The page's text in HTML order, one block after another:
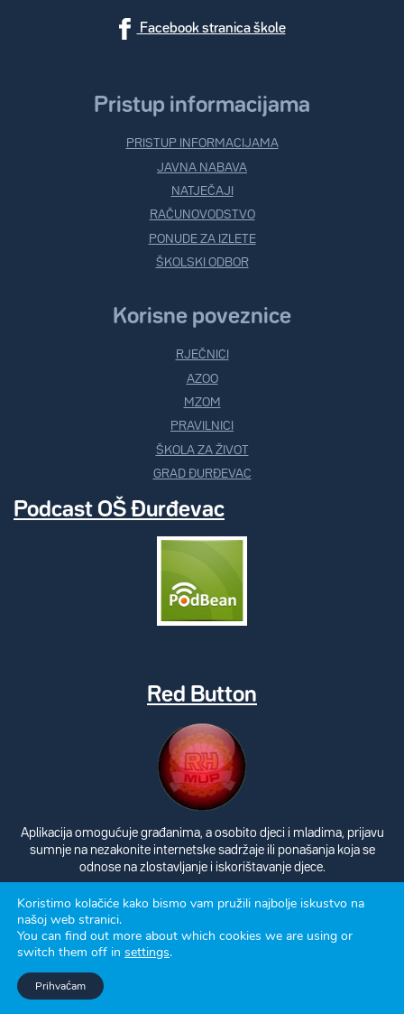
Facebook stranica škole
Pristup informacijama
PRISTUP INFORMACIJAMA
JAVNA NABAVA
NATJEČAJI
RAČUNOVODSTVO
PONUDE ZA IZLETE
ŠKOLSKI ODBOR
Korisne poveznice
RJEČNICI
AZOO
MZOM
PRAVILNICI
ŠKOLA ZA ŽIVOT
GRAD ĐURĐEVAC
Podcast OŠ Đurđevac
Red Button
Aplikacija omogućuje građanima, a osobito djeci i mladima, prijavu
sumnje na nezakonite internetske sadržaje ili ponašanja koja se
odnose na zlostavljanje i iskorištavanje djece.
Koristimo kolačiće kako bismo vam pružili najbolje iskustvo na
našoj web stranici.
You can find out more about which cookies we are using or
switch them off in settings.
Prihvaćam